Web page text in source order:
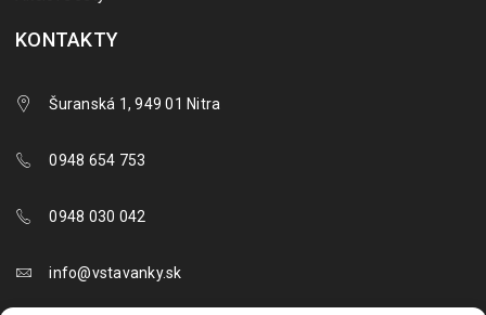
KONTAKTY
Šuranská 1, 949 01 Nitra
0948 654 753
0948 030 042
info@vstavanky.sk